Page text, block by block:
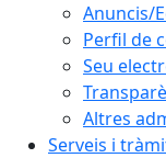
Anuncis/
Perfil de
Seu
Altres
Serveis i